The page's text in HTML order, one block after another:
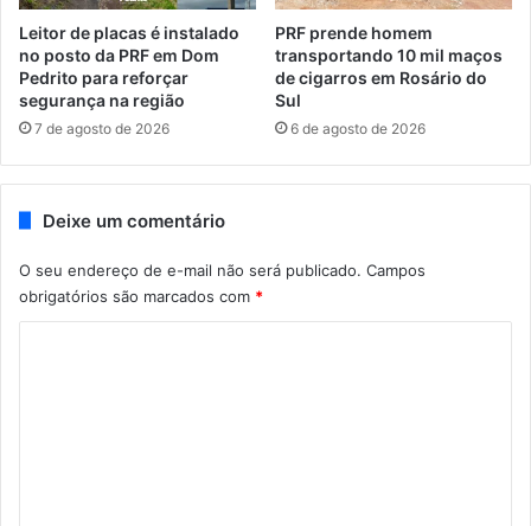
Leitor de placas é instalado
no posto da PRF em Dom
Pedrito para reforçar
segurança na região
7 de agosto de 2026
PRF prende homem
transportando 10 mil maços
de cigarros em Rosário do
Sul
6 de agosto de 2026
Deixe um comentário
O seu endereço de e-mail não será publicado. Campos
obrigatórios são marcados com *